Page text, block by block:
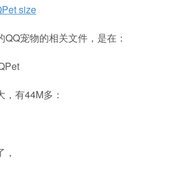
宠物的相关文件，是在：
有44M多：